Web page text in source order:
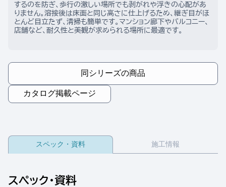
するのを防ぎ、歩行の激しい場所でも剥がれや浮きの心配があ
りません。溶接後は床面と同じ高さに仕上げるため、継ぎ目がほ
とんど目立たず、清掃も簡単です。マンション廊下やバルコニー、
店舗など、耐久性と美観が求められる場所に最適です。
同シリーズの商品
カタログ掲載ページ
スペック・資料 施工情報
スペック・資料